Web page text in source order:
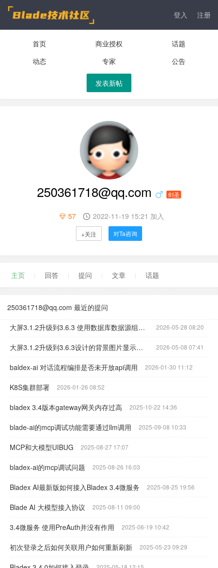
登入 注册
首页 商业授权
话题
动态
专家 公告
发表新帖
250361718@qq.com 剑圣
57 2022-11-19 15:21 加入
+关注 对Ta咨询
主页 回答 提问 文章 话题
250361718@qq.com 最近的提问
大屏3.1.2升级到3.6.3 使用数据库数据源组件的无法正常加载数据源以及sql语句 2026-05-28 08:20
大屏3.1.2升级到3.6.3设计的背景图片显示不出来； 2026-05-08 07:41
baldex-ai 对话流程编排是否未开放api调用 2026-01-30 11:12
K8S集群部署 2026-01-26 08:52
bladex 3.4版本gateway网关内存过高 2025-10-22 14:36
blade-ai的mcp调试功能需要通过llm调用 2025-09-08 10:33
MCP和大模型UIBUG 2025-08-27 17:07
bladex-ai的mcp调试问题 2025-08-26 16:03
Bladex AI最新版如何接入Bladex 3.4微服务 2025-08-25 19:56
Blade AI 大模型接入协议 2025-08-11 09:00
3.4微服务 使用PreAuth并没有作用 2025-06-19 10:42
初次登录之后如何关联用户如何重新刷新 2025-05-23 09:29